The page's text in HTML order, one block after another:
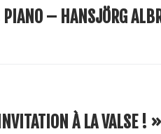
PIANO – HANSJÖRG
À LA VALSE